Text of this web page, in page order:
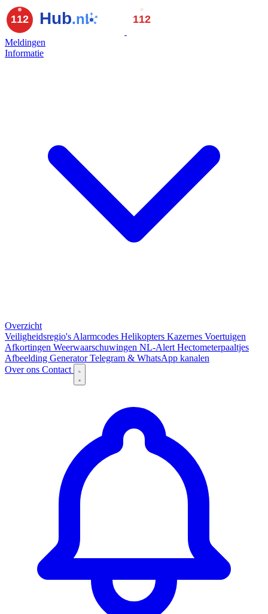
Meldingen
Informatie
Overzicht
Veiligheidsregio's Alarmcodes Helikopters Kazernes Voertuigen
Afkortingen Weerwaarschuwingen NL-Alert Hectometerpaaltjes
Afbeelding GeneratorTelegram & WhatsApp kanalen
Over ons Contact